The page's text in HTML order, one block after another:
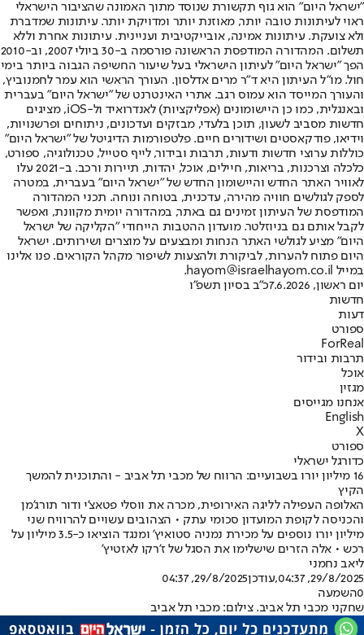
"ישראל היום" הוא גוף תקשורת שנוסד מתוך האמונה שהציבור הישראלי
ראוי לעיתונות טובה יותר, מאוזנת יותר ומדויקת יותר. עיתונות שמדברת
ולא צועקת. עיתונות אמינה, אובייקטיבית ועניינית. עיתונות אחרת וללא
תשלום. המהדורה המודפסת הראשונה פורסמה ב-30 ביולי 2007, וב-2010
הפך "ישראל היום" לעיתון הישראלי בעל שיעור החשיפה הגבוה ביותר בימי
חול. מו"ל העיתון היא ד"ר מרים אדלסון. העורך הראשי הוא עמר לחמנוביץ,
והעורך המייסד הוא עמוס רגב. אתרי האינטרנט של "ישראל היום" בעברית
ובאנגלית, כמו כן היישומונים (אפליקציות) לאנדרואיד ול-iOS, מציגים
חדשות מסביב לשעון, תוכן בלעדי, מבזקים ועדכונים, ניתוחים ופרשנויות,
וידיאו, פודקאסטים ושידורים חיים. פלטפורמות הדיגיטל של "ישראל היום"
כוללות ערוצי חדשות ודעות, תרבות ובידור, לייף סטייל, טכנולוגיה, ספורט,
כלכלה וצרכנות, בריאות, חיילים, אוכל, יהדות, תיירות ורכב. ב-2021 עלו
לאוויר האתר החדש והיישומון החדש של "ישראל היום" בעברית, במטרה
לספק לגולשים חוויה מהירה, עדכנית, בטוחה ונוחה. תכני המהדורה
המודפסת של העיתון זמינים גם באתר, במהדורה יומית מקוונת, ואפשר
לקבל אותם גם בניוזלטר. מועדון ההטבות הייחודי "הקליקה של ישראל
היום" מציע לגולשי האתר הנחות ומבצעים על מוצרים ושירותים. ישראל
היום פתוח להערות, לביקורת ולהצעות לשיפור מקהל הקוראים. פנו אלינו
במייל hayom@israelhayom.co.il.
יום ראשון, 7.6.2026
כ"ב בסיון תשפ"ו
חדשות
דעות
ספורט
ForReal
תרבות ובידור
אוכל
מגזין
אנחנו מגייסים
English
X
ספורט
כדורגל ישראלי
16 מיליון יורו בשבועיים: הרווח של מכבי תל אביב - והתוכנית להמשך
הקיץ
האלופה העפילה לליגה האירופית, מכרה את ווסלי פטאצ'י ודור תורג'מן
והכניסה לקופת המועדון סכומי עתק • הצהובים עשויים להרוויח שני
מיליון יורו נוספים על מכירת נמניה סטואיץ' ומנגד הוציאו כ-3.5 מיליון על
רכש • אלה הזרים שישלימו את הסגל של ז'רקו לאזטיץ'
ליאב נחמני
29/8/2025, 04:37
,עודכן29/8/2025, 04:37
0השמעה
שחקני מכבי תל אביב. צילום: מכבי תל אביב